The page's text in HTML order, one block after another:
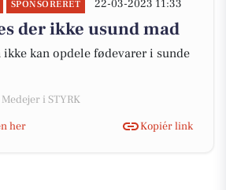
SPONSORERET 22-03-2023 11:33
der ikke usund mad
ikke kan opdele fødevarer i sunde
i STYRK
her
Kopiér link